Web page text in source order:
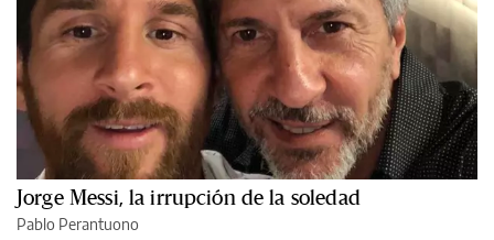
Jorge Messi, la irrupción de la soledad
Pablo Perantuono